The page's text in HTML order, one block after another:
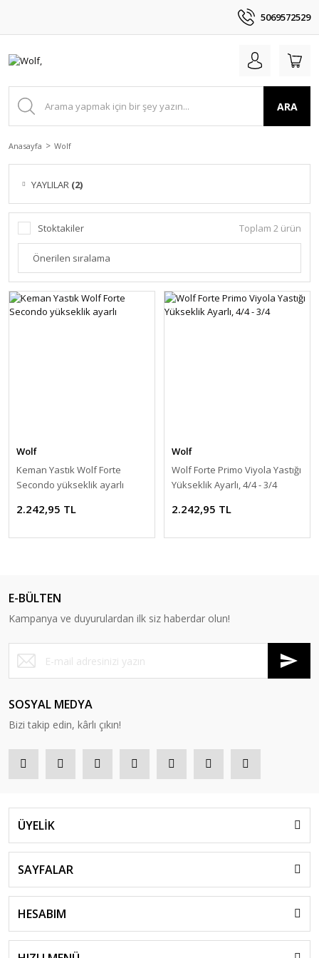
5069572529
ARA
Anasayfa Wolf
YAYLILAR (2)
Stoktakiler Toplam 2 ürün
Wolf
Keman Yastık Wolf Forte
Secondo yükseklik ayarlı
2.242,95 TL
Wolf
Wolf Forte Primo Viyola Yastığı
Yükseklik Ayarlı, 4/4 - 3/4
2.242,95 TL
E-BÜLTEN
Kampanya ve duyurulardan ilk siz haberdar olun!
SOSYAL MEDYA
Bizi takip edin, kârlı çıkın!
ÜYELİK
SAYFALAR
HESABIM